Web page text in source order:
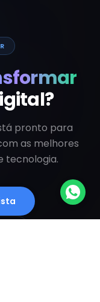
pronto para
as melhores
tecnologia.